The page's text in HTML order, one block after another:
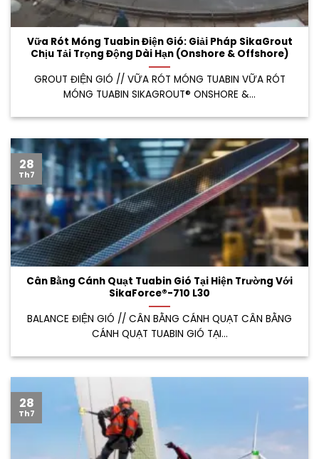
Vữa Rót Móng Tuabin Điện Gió: Giải Pháp SikaGrout
Chịu Tải Trọng Động Dài Hạn (Onshore & Offshore)
GROUT ĐIỆN GIÓ // VỮA RÓT MÓNG TUABIN VỮA RÓT
MÓNG TUABIN SIKAGROUT® ONSHORE &...
Cân Bằng Cánh Quạt Tuabin Gió Tại Hiện Trường Với
SikaForce®-710 L30
BALANCE ĐIỆN GIÓ // CÂN BẰNG CÁNH QUẠT CÂN BẰNG
CÁNH QUẠT TUABIN GIÓ TẠI...
28
Th7
28
Th7